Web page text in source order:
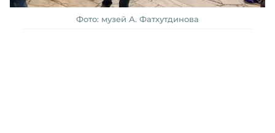
Фото: музей А. Фатхутдинова